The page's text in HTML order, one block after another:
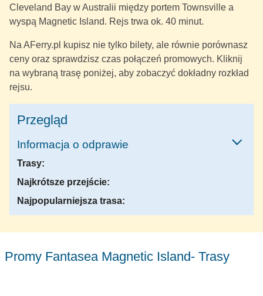
Cleveland Bay w Australii między portem Townsville a
wyspą Magnetic Island. Rejs trwa ok. 40 minut.
Na AFerry.pl kupisz nie tylko bilety, ale równie porównasz
ceny oraz sprawdzisz czas połączeń promowych. Kliknij
na wybraną trasę poniżej, aby zobaczyć dokładny rozkład
rejsu.
Przegląd
Informacja o odprawie
Trasy:
Najkrótsze przejście:
Najpopularniejsza trasa:
Promy Fantasea Magnetic Island- Trasy